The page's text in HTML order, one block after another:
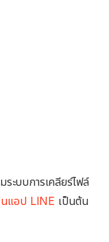
ะบบการเคลียร์ไฟล์
นแอป LINE เป็นต้น